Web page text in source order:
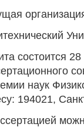
состоится
наук
194021,